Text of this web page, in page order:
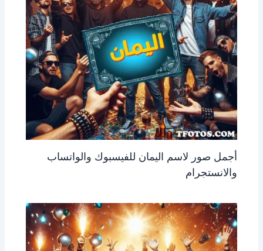
أجمل صور لاسم اليمان للفيسبوك والواتساب
والانستجرام